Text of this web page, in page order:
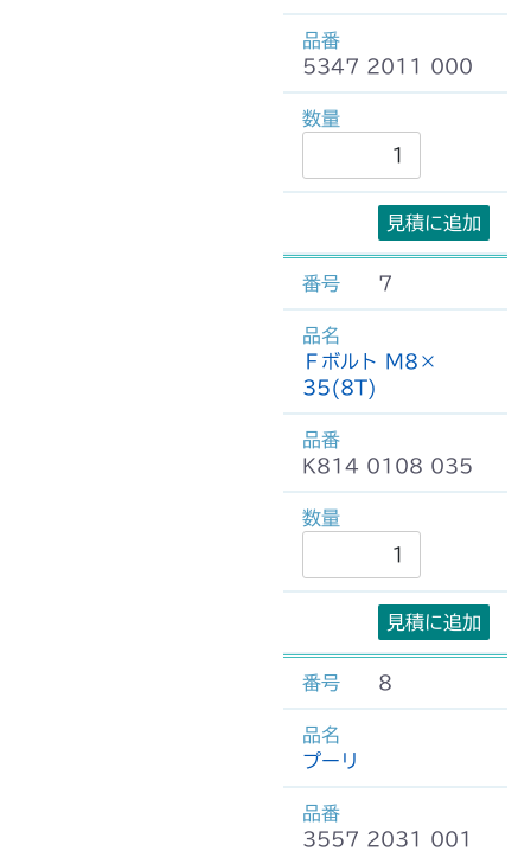
5347 2011 000
見積に追加
7
Ｆボルト M8×
35(8T)
K814 0108 035
見積に追加
8
プーリ
3557 2031 001